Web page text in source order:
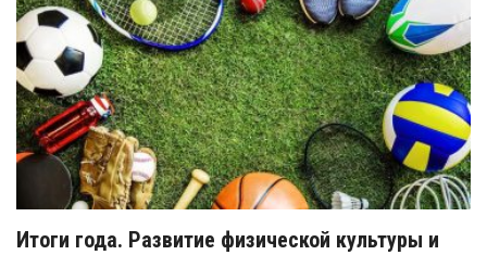
Итоги года. Развитие физической культуры и